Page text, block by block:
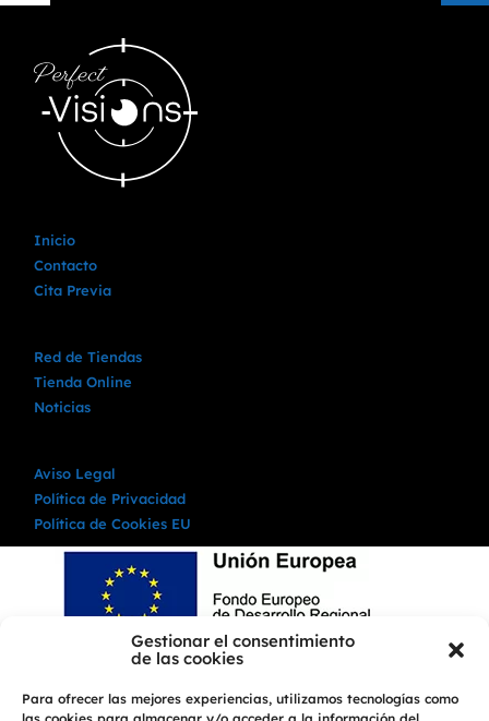
Gestionar el consentimiento
de las cookies
Para ofrecer las mejores experiencias, utilizamos tecnologías como
Inicio
Contacto
Cita Previa
Red de Tiendas
Tienda Online
Noticias
Aviso Legal
Política de Privacidad
Política de Cookies EU